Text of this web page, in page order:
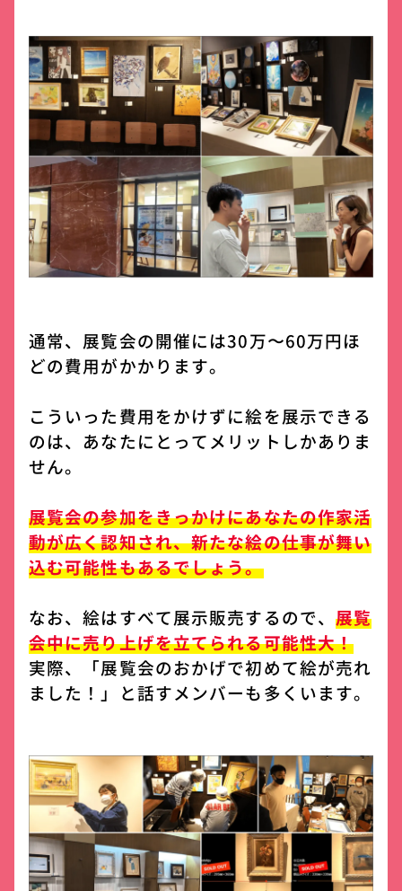
通常、展覧会の開催には30万〜60万円ほ
どの費用がかかります。
こういった費用をかけずに絵を展示できる
のは、あなたにとってメリットしかありま
せん。
展覧会の参加をきっかけにあなたの作家活
動が広く認知され、新たな絵の仕事が舞い
込む可能性もあるでしょう。
なお、絵はすべて展示販売するので、展覧
会中に売り上げを立てられる可能性大！
実際、「展覧会のおかげで初めて絵が売れ
ました！」と話すメンバーも多くいます。